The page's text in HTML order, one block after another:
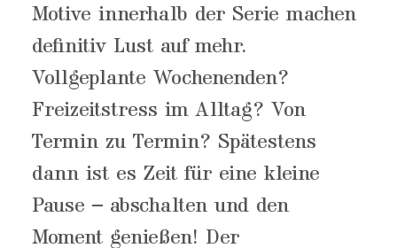
Motive innerhalb der Serie machen
definitiv Lust auf mehr.
Vollgeplante Wochenenden?
Freizeitstress im Alltag? Von
Termin zu Termin? Spätestens
dann ist es Zeit für eine kleine
Pause – abschalten und den
Moment genießen! Der